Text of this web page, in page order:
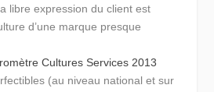
libre expression du client est
d’une marque presque
Cultures Services 2013
(au niveau national et sur